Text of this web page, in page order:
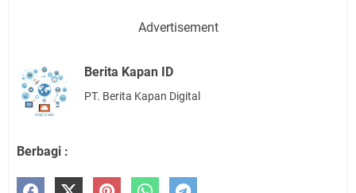
Advertisement
Berita Kapan ID
PT. Berita Kapan Digital
Berbagi :